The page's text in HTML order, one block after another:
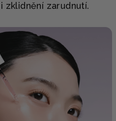
zklidnění zarudnutí.